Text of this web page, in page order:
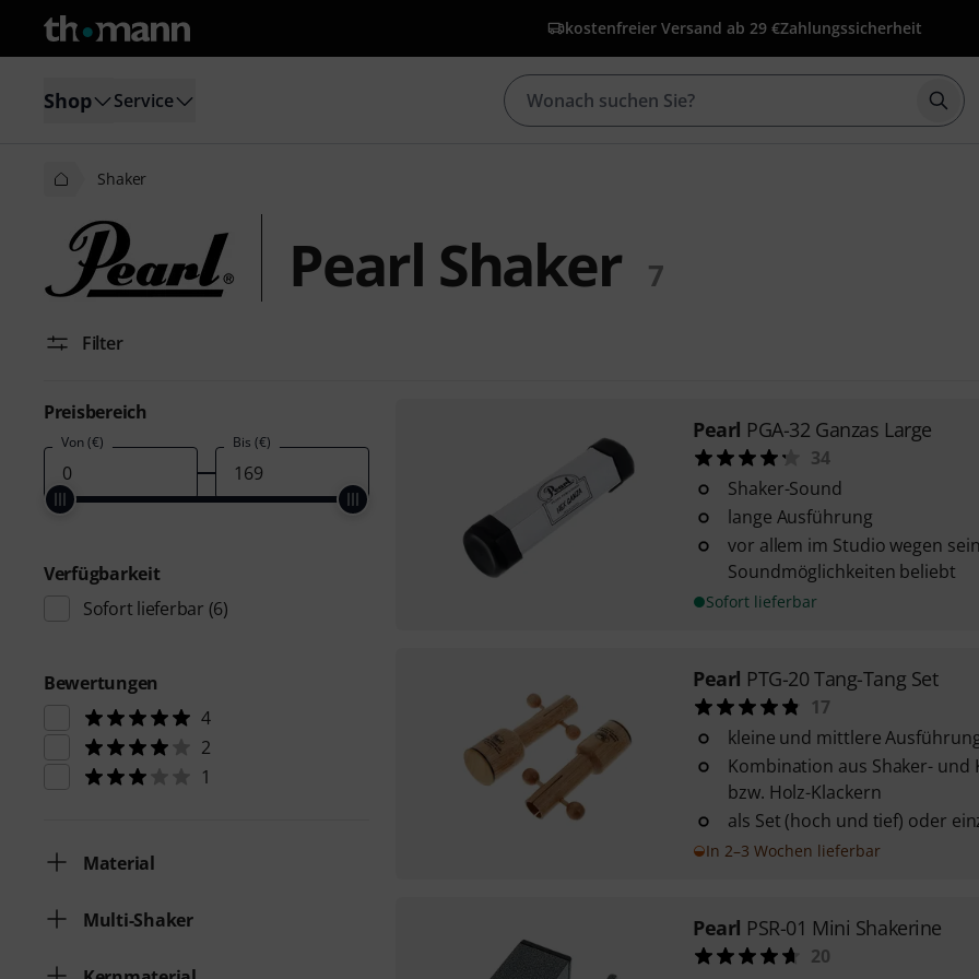
kostenfreier Versand ab 29 €Zahlungssicherheit
Shop Service
Shaker
Pearl Shaker 7
Filter
Preisbereich
Von (€) Bis (€)
Verfügbarkeit
Sofort lieferbar (6)
Bewertungen
4
2
1
Material
Multi-Shaker
Pearl PGA-32 Ganzas Large
34
Shaker-Sound
lange Ausführung
vor allem im Studio wegen
Soundmöglichkeiten beliebt
Sofort lieferbar
Pearl PTG-20 Tang-Tang Set
17
kleine und mittlere
Kombination aus Shaker-
bzw. Holz-Klackern
als Set (hoch und tief) oder
In 2–3 Wochen lieferbar
Pearl PSR-01 Mini Shakerine
20